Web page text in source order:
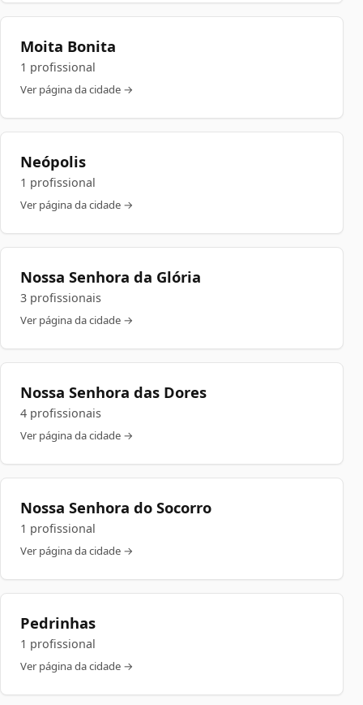
Moita Bonita
1 profissional
Ver página da cidade →
Neópolis
1 profissional
Ver página da cidade →
Nossa Senhora da Glória
3 profissionais
Ver página da cidade →
Nossa Senhora das Dores
4 profissionais
Ver página da cidade →
Nossa Senhora do Socorro
1 profissional
Ver página da cidade →
Pedrinhas
1 profissional
Ver página da cidade →